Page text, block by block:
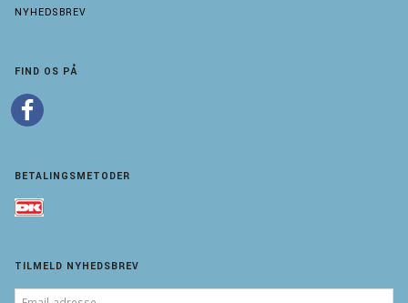
NYHEDSBREV
FIND OS PÅ
BETALINGSMETODER
TILMELD NYHEDSBREV
EMAIL-